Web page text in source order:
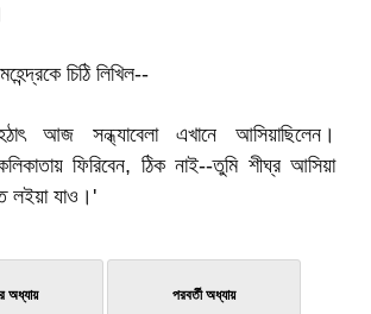
চিঠি লিখিল--
হঠাৎ আজ সন্ধ্যাবেলা এখানে আসিয়াছিলেন।
ফিরিবেন, ঠিক নাই--তুমি শীঘ্র আসিয়া
লইয়া যাও।'
অধ্যায় পরবর্তী অধ্যায়